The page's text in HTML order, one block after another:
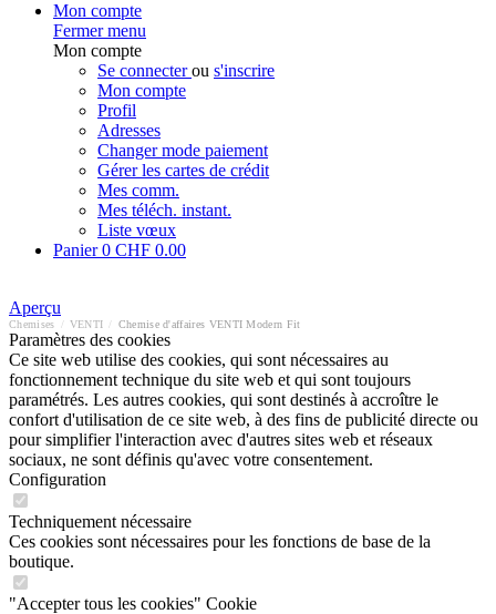
Mon compte
Fermer menu
Mon compte
Se connecterou s'inscrire
Mon compte
Profil
Adresses
Changer mode paiement
Gérer les cartes de crédit
Mes comm.
Mes téléch. instant.
Liste vœux
Panier0 CHF 0.00
Aperçu
Chemises VENTI Chemise d'affaires VENTI Modern Fit
Paramètres des cookies
Ce site web utilise des cookies, qui sont nécessaires au
fonctionnement technique du site web et qui sont toujours
paramétrés. Les autres cookies, qui sont destinés à accroître le
confort d'utilisation de ce site web, à des fins de publicité directe ou
pour simplifier l'interaction avec d'autres sites web et réseaux
sociaux, ne sont définis qu'avec votre consentement.
Configuration
Techniquement nécessaire
Ces cookies sont nécessaires pour les fonctions de base de la
boutique.
"Accepter tous les cookies" Cookie